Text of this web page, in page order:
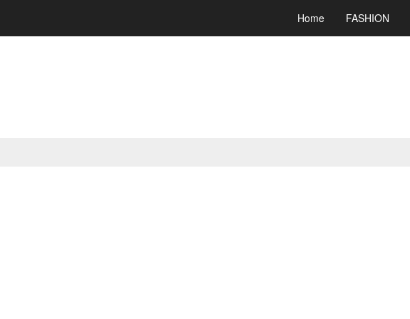
Home FASHION